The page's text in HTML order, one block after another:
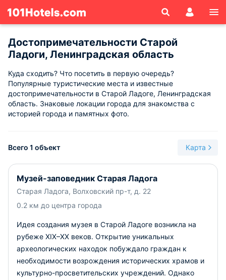
Достопримечательности Старой
Ладоги, Ленинградская область
Куда сходить? Что посетить в первую очередь?
Популярные туристические места и известные
достопримечательности в Старой Ладоге, Ленинградская
область. Знаковые локации города для знакомства с
историей города и памятных фото.
Всего 1 объект Карта
Музей-заповедник Старая Ладога
Старая Ладога, Волховский пр-т, д. 22
0.2 км до центра города
Идея создания музея в Старой Ладоге возникла на
рубеже XIX–ХХ веков. Открытие уникальных
археологических находок побуждало граждан к
необходимости возрождения исторических храмов и
культурно-просветительских учреждений. Однако